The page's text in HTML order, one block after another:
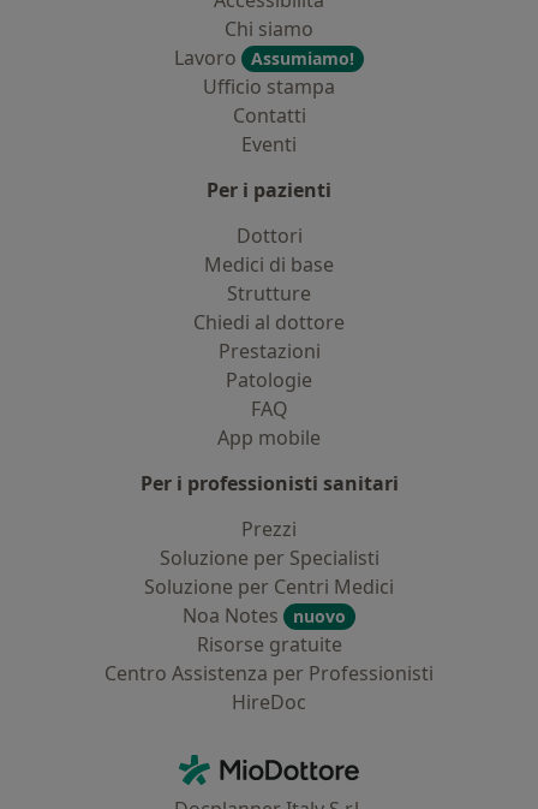
Chi siamo
Lavoro
Assumiamo!
Ufficio stampa
Contatti
Eventi
Per i pazienti
Dottori
Medici di base
Strutture
Chiedi al dottore
Prestazioni
Patologie
FAQ
App mobile
Per i professionisti sanitari
Prezzi
Soluzione per Specialisti
Soluzione per Centri Medici
Noa Notes
nuovo
Risorse gratuite
Centro Assistenza per Professionisti
HireDoc
MioDottore - Homepage